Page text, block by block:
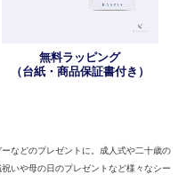
無料ラッピング
（台紙・商品保証書付き）
などのプレゼントに。 成人式や二十歳の
いや母の日のプレゼントなど様々なシー